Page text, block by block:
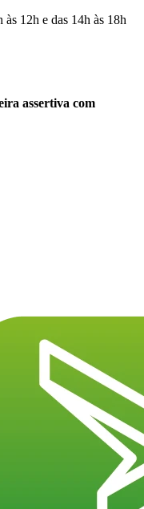
às 12h e das 14h às 18h
assertiva com